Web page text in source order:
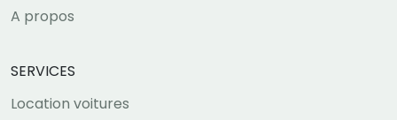
A propos
SERVICES
Location voitures